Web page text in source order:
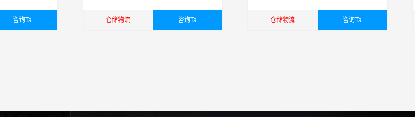
咨询Ta 仓储物流 咨询Ta 仓储物流 咨询Ta